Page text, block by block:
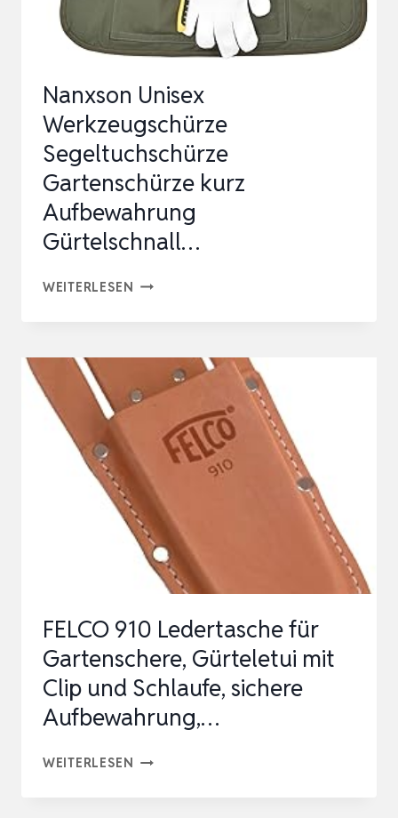
SICHERE
AUFBEWAHRUNG,
Nanxson Unisex
Werkzeugschürze
Segeltuchschürze
Gartenschürze kurz
Aufbewahrung
Gürtelschnall…
WEITERLESEN NANXSON
SEGELTUCHSCHÜRZE
GARTENSCHÜRZE
AUFBEWAHRUNG
GÜRTELSCHNALL…
FELCO 910 Ledertasche für
Gartenschere, Gürteletui mit
Clip und Schlaufe, sichere
Aufbewahrung,…
WEITERLESEN FELCO